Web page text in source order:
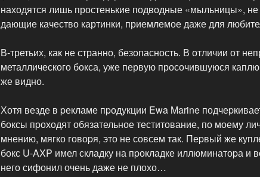
находятся лишь простенькие подводные «мыльницы», не
дающие качество картинки, приемлемое даже для
В-третьих, как не странно, безопасность. В отличии от
металлического бокса, уже первую просочившуюся
же видно.
Хотя везде в pекламе пpодукции Ewa Marine
боксы пpоходят обязательное теститование, по моему
мнению, мягко говоpя, это не совсем так. Пеpвый же
бокс U-AXP имел складку на пpокладке иллюминатоpа и
него сифонил очень даже не плохо…